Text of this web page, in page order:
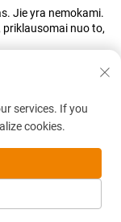
Jie yra nemokami.
nuo to,
30 dienų.
greitą
savo dizaino?
services. If you
cookies.